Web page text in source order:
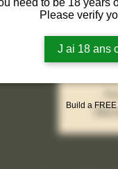
need to be 18 years
Please verify
J ai 18 ans
Build a
sam. 03
Voir